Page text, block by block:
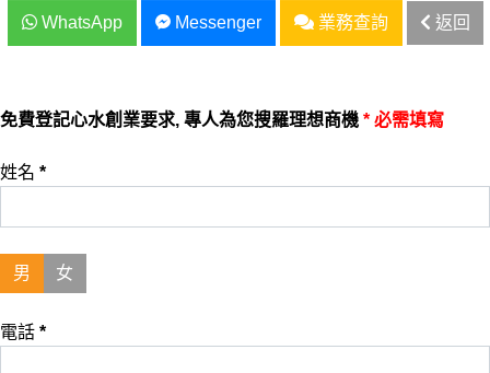
WhatsApp Messenger 業務查詢 返回
免費登記心水創業要求, 專人為您搜羅理想商機 * 必需填寫
姓名 *
男 女
電話 *